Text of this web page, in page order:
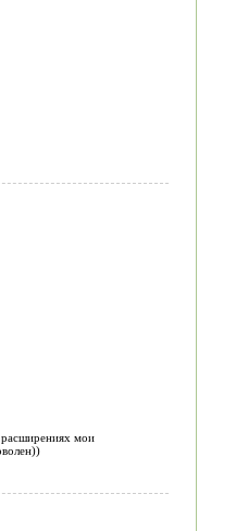
мои